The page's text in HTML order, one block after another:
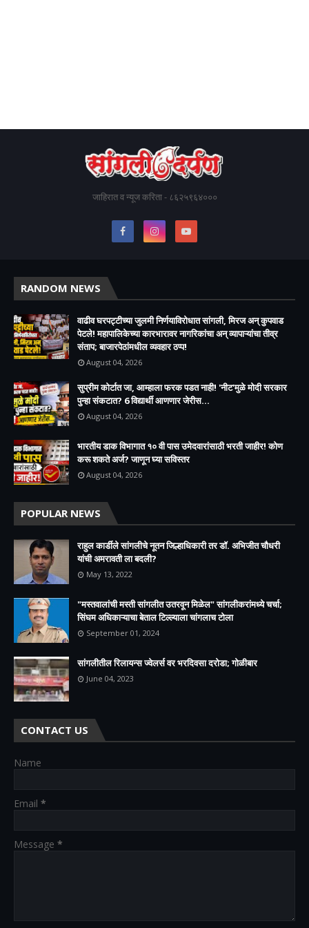
जाहिरात व न्यूज करिता - ८६२५९६४०००
RANDOM NEWS
वाढीव घरपट्टीच्या जुलमी निर्णयाविरोधात सांगली, मिरज अन् कुपवाड
पेटले! महापालिकेच्या कारभारावर नागरिकांचा अन् व्यापाऱ्यांचा तीव्र
संताप; बाजारपेठांमधील व्यवहार ठप्प!​
August 04, 2026
सुप्रीम कोर्टात जा, आम्हाला फरक पडत नाही! 'नीट'मुळे मोदी सरकार
पुन्हा संकटात? 6 विद्यार्थी आणणार जेरीस...
August 04, 2026
भारतीय डाक विभागात १० वी पास उमेदवारांसाठी भरती जाहीर! कोण
करू शकते अर्ज? जाणून घ्या सविस्तर
August 04, 2026
POPULAR NEWS
राहुल कार्डीले सांगलीचे नूतन जिल्हाधिकारी तर डॉ. अभिजीत चौधरी
यांची अमरावती ला बदली?
May 13, 2022
"मस्तवालांची मस्ती सांगलीत उतरवून मिळेल" सांगलीकरांमध्ये चर्चा;
सिंघम अधिकाऱ्याचा बेताल टिल्ल्याला चांगलाच टोला
September 01, 2024
सांगलीतील रिलायन्स ज्वेलर्स वर भरदिवसा दरोडा; गोळीबार
June 04, 2023
CONTACT US
Name
Email *
Message *